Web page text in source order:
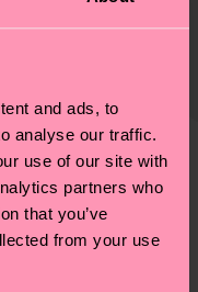
and ads, to
analyse our traffic.
use of our site with
partners who
that you’ve
from your use
eine ethische
und Tricks
.
Versandübersicht
sobald
Bitte bedenke,
handelt
lokalen Post in
In unserem